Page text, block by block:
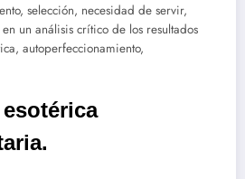
selección, necesidad de servir,
un análisis crítico de los resultados
autoperfeccionamiento,